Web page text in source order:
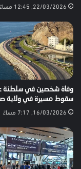
22/03/2026, 12:45 مساءً
وفاة شخصين في سلطنة
سقوط مسيرة في ولاية
16/03/2026, 7:17 مساءً